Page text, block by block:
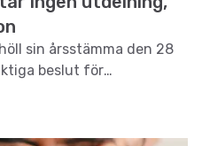
sin årsstämma den 28
beslut för